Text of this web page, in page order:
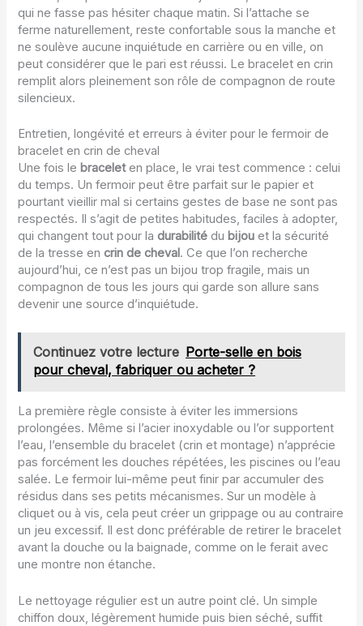
qui ne fasse pas hésiter chaque matin. Si l’attache se
ferme naturellement, reste confortable sous la manche et
ne soulève aucune inquiétude en carrière ou en ville, on
peut considérer que le pari est réussi. Le bracelet en crin
remplit alors pleinement son rôle de compagnon de route
silencieux.
Entretien, longévité et erreurs à éviter pour le fermoir de
bracelet en crin de cheval
Une fois le braceleten place, le vrai test commence : celui
du temps. Un fermoir peut être parfait sur le papier et
pourtant vieillir mal si certains gestes de base ne sont pas
respectés. Il s’agit de petites habitudes, faciles à adopter,
qui changent tout pour ladurabilité du bijou et la sécurité
de la tresse encrin de cheval . Ce que l’on recherche
aujourd’hui, ce n’est pas un bijou trop fragile, mais un
compagnon de tous les jours qui garde son allure sans
devenir une source d’inquiétude.
Continuez votre lecture Porte-selle en bois
pour cheval, fabriquer ou acheter ?
La première règle consiste à éviter les immersions
prolongées. Même si l’acier inoxydable ou l’or supportent
l’eau, l’ensemble du bracelet (crin et montage) n’apprécie
pas forcément les douches répétées, les piscines ou l’eau
salée. Le fermoir lui-même peut finir par accumuler des
résidus dans ses petits mécanismes. Sur un modèle à
cliquet ou à vis, cela peut créer un grippage ou au contraire
un jeu excessif. Il est donc préférable de retirer le bracelet
avant la douche ou la baignade, comme on le ferait avec
une montre non étanche.
Le nettoyage régulier est un autre point clé. Un simple
chiffon doux, légèrement humide puis bien séché, suffit